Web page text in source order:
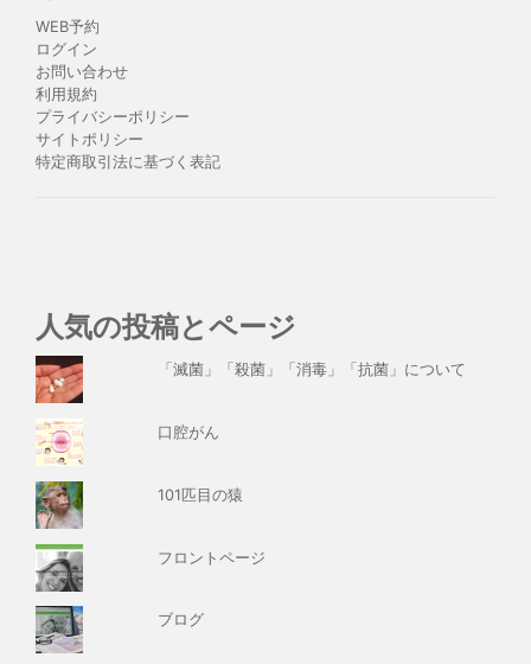
WEB予約
ログイン
お問い合わせ
利用規約
プライバシーポリシー
サイトポリシー
特定商取引法に基づく表記
人気の投稿とページ
「滅菌」「殺菌」「消毒」「抗菌」について
口腔がん
101匹目の猿
フロントページ
ブログ